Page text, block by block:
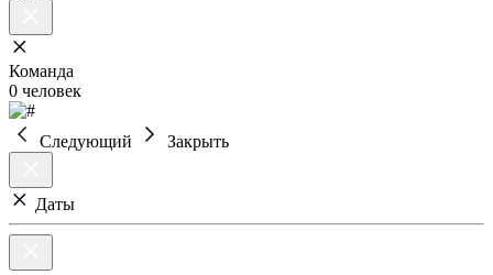
Команда
0 человек
Следующий Закрыть
Даты